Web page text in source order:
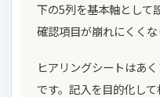
下の5列を基本軸として
確認項目が崩れにくくな
ヒアリングシートはあ
です。記入を目的化し